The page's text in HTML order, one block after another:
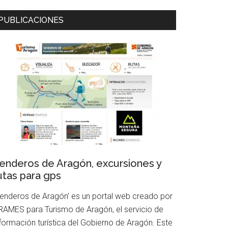
de Aragón, excursiones y
para gps
de Aragón’ es un portal web creado por
para Turismo de Aragón, el servicio de
turística del Gobierno de Aragón. Este